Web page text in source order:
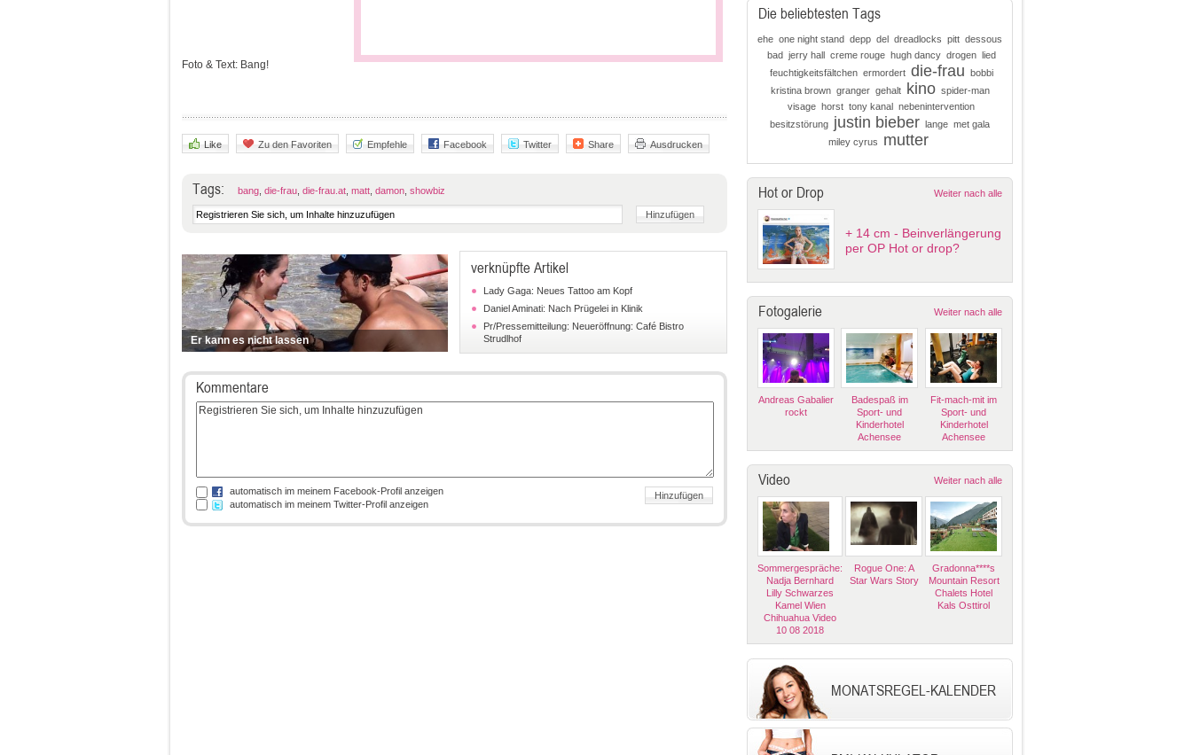
Foto & Text: Bang!
Like Zu den Favoriten Empfehle Facebook Twitter Share Ausdrucken
Tags: bang, die-frau, die-frau.at, matt, damon, showbiz
Er kann es nicht lassen
verknüpfte Artikel
Lady Gaga: Neues Tattoo am Kopf
Daniel Aminati: Nach Prügelei in Klinik
Pr/Pressemitteilung: Neueröffnung: Café Bistro
Strudlhof
Kommentare
automatisch im meinem Facebook-Profil anzeigen
automatisch im meinem Twitter-Profil anzeigen
Die beliebtesten Tags
ehe one night stand depp del dreadlocks pitt dessous
bad jerry hall creme rouge hugh dancy drogen lied
feuchtigkeitsfältchen ermordert die-frau bobbi
kristina brown granger gehalt kino spider-man
visage horst tony kanal nebenintervention
besitzstörung justin bieber lange met gala
miley cyrus
mutter
Hot or Drop Weiter nach alle
+ 14 cm - Beinverlängerung
per OP Hot or drop?
Fotogalerie Weiter nach alle
Andreas Gabalier
rockt
Badespaß im
Sport- und
Kinderhotel
Achensee
Fit-mach-mit im
Sport- und
Kinderhotel
Achensee
Video Weiter nach alle
Sommergespräche:
Nadja Bernhard
Lilly Schwarzes
Kamel Wien
Chihuahua Video
10 08 2018
Rogue One: A
Star Wars Story
Gradonna****s
Mountain Resort
Chalets Hotel
Kals Osttirol
MONATSREGEL-KALENDER